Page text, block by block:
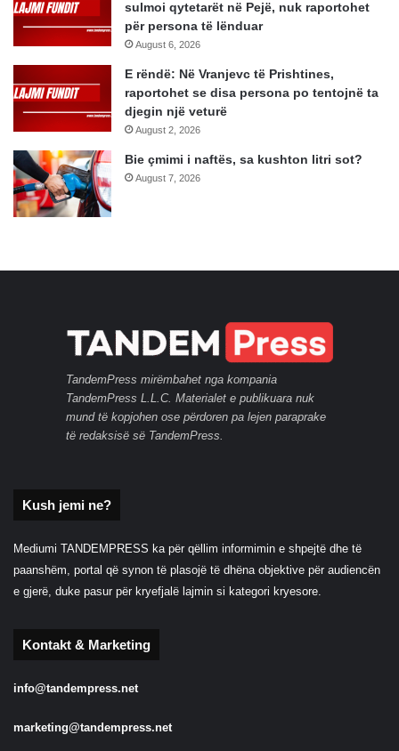
sulmoi qytetarët në Pejë, nuk raportohet
për persona të lënduar
August 6, 2026
E rëndë: Në Vranjevc të Prishtines,
raportohet se disa persona po tentojnë ta
djegin një veturë
August 2, 2026
Bie çmimi i naftës, sa kushton litri sot?
August 7, 2026
TandemPress mirëmbahet nga kompania
TandemPress L.L.C. Materialet e publikuara nuk
mund të kopjohen ose përdoren pa lejen paraprake
të redaksisë së TandemPress.
Kush jemi ne?
Mediumi TANDEMPRESS ka për qëllim informimin e shpejtë dhe të
paanshëm, portal që synon të plasojë të dhëna objektive për audiencën
e gjerë, duke pasur për kryefjalë lajmin si kategori kryesore.
Kontakt & Marketing
info@tandempress.net
marketing@tandempress.net